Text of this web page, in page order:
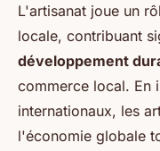
L'artisanat joue un
locale, contribuant
développement
commerce local. En
internationaux, les
l'économie globale